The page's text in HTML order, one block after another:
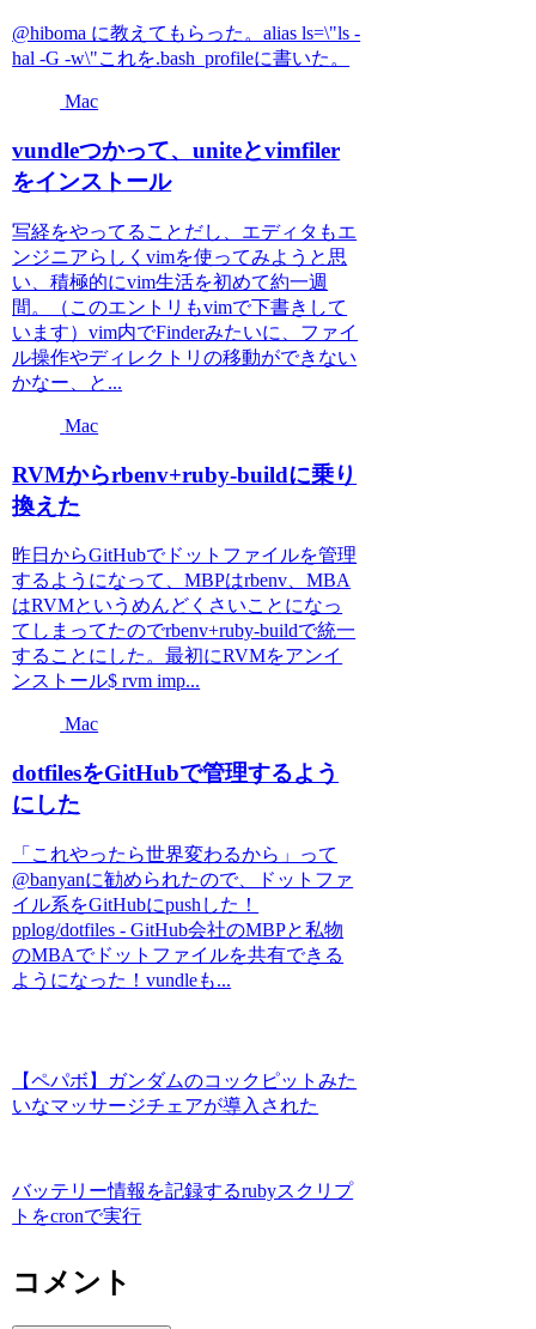
@hiboma に教えてもらった。alias ls=\"ls -
hal -G -w\"これを.bash_profileに書いた。
Mac
vundleつかって、uniteとvimfiler
をインストール
写経をやってることだし、エディタもエ
ンジニアらしくvimを使ってみようと思
い、積極的にvim生活を初めて約一週
間。（このエントリもvimで下書きして
います）vim内でFinderみたいに、ファイ
ル操作やディレクトリの移動ができない
かなー、と...
Mac
RVMからrbenv+ruby-buildに乗り
換えた
昨日からGitHubでドットファイルを管理
するようになって、MBPはrbenv、MBA
はRVMというめんどくさいことになっ
てしまってたのでrbenv+ruby-buildで統一
することにした。最初にRVMをアンイ
ンストール$ rvm imp...
Mac
dotfilesをGitHubで管理するよう
にした
「これやったら世界変わるから」って
@banyanに勧められたので、ドットファ
イル系をGitHubにpushした！
pplog/dotfiles - GitHub会社のMBPと私物
のMBAでドットファイルを共有できる
ようになった！vundleも...
【ペパボ】ガンダムのコックピットみた
いなマッサージチェアが導入された
バッテリー情報を記録するrubyスクリプ
トをcronで実行
コメント